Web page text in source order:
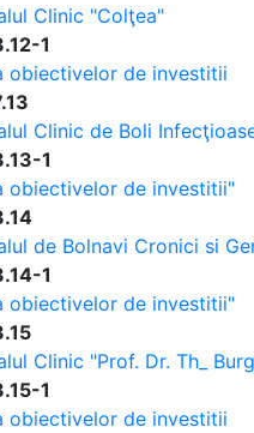
Clinic "Colţea"
1
obiectivelor de investitii
Clinic de Boli
1
obiectivelor de investitii"
de Bolnavi Cronici si
1
obiectivelor de investitii"
Clinic "Prof. Dr. Th_
1
obiectivelor de investitii